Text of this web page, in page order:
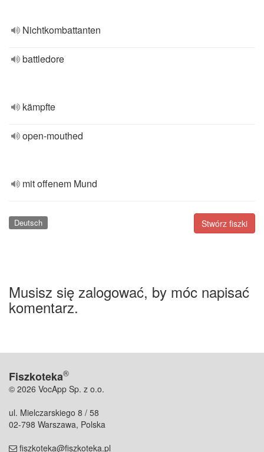
Nichtkombattanten
battledore
kämpfte
open-mouthed
mit offenem Mund
Stwórz fiszki
Deutsch
Musisz się zalogować, by móc napisać
komentarz.
Fiszkoteka®
© 2026 VocApp Sp. z o.o.
ul. Mielczarskiego 8 / 58
02-798 Warszawa, Polska
fiszkoteka@fiszkoteka.pl